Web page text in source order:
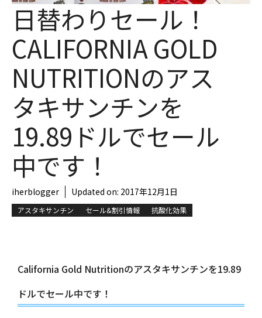
日替わりセール！
CALIFORNIA GOLD
NUTRITIONのアス
タキサンチンを
19.89ドルでセール
中です！
iherblogger Updated on: 2017年12月1日
アスタキサンチン セール&割引情報 抗酸化効果
California Gold Nutritionのアスタキサンチンを19.89
ドルでセール中です！